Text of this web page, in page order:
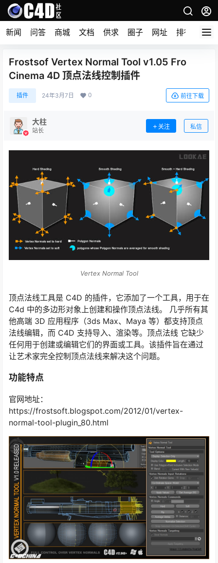
新闻 问答 商城 文档 供求 圈子 网址 排行榜
Frostsof Vertex Normal Tool v1.05 Fro
Cinema 4D 顶点法线控制插件
插件 24年3月7日 0 前往下载
大柱
站长
关注 私信
Vertex Normal Tool
顶点法线工具是 C4D 的插件，它添加了一个工具，用于在
C4d 中的多边形对象上创建和操作顶点法线。 几乎所有其
他高端 3D 应用程序（3ds Max、Maya 等）都支持顶点
法线编辑，而 C4D 支持导入、渲染等。顶点法线 它缺少
任何用于创建或编辑它们的界面或工具。该插件旨在通过
让艺术家完全控制顶点法线来解决这个问题。
功能特点
官网地址：
https://frostsoft.blogspot.com/2012/01/vertex-
normal-tool-plugin_80.html